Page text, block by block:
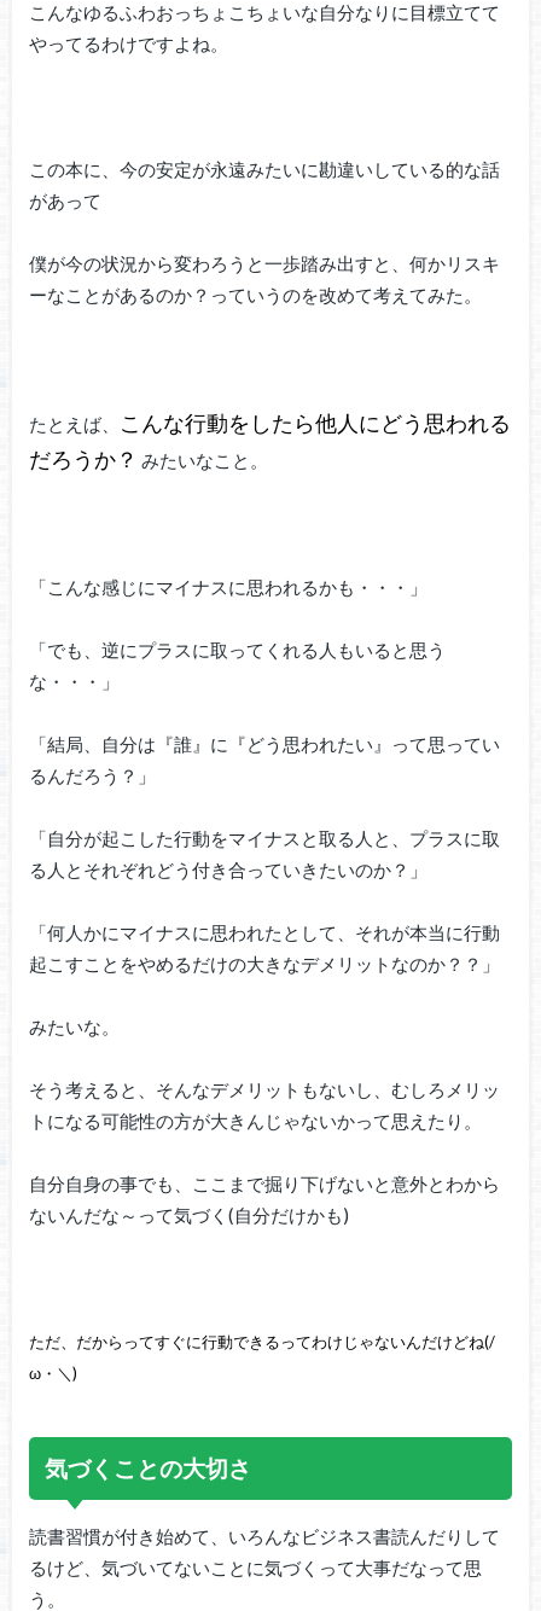
こんなゆるふわおっちょこちょいな自分なりに目標立てて
やってるわけですよね。
この本に、今の安定が永遠みたいに勘違いしている的な話
があって
僕が今の状況から変わろうと一歩踏み出すと、何かリスキ
ーなことがあるのか？っていうのを改めて考えてみた。
たとえば、
こんな行動をしたら他人にどう思われる
だろうか？ みたいなこと。
「こんな感じにマイナスに思われるかも・・・」
「でも、逆にプラスに取ってくれる人もいると思う
な・・・」
「結局、自分は『誰』に『どう思われたい』って思ってい
るんだろう？」
「自分が起こした行動をマイナスと取る人と、プラスに取
る人とそれぞれどう付き合っていきたいのか？」
「何人かにマイナスに思われたとして、それが本当に行動
起こすことをやめるだけの大きなデメリットなのか？？」
みたいな。
そう考えると、そんなデメリットもないし、むしろメリッ
トになる可能性の方が大きんじゃないかって思えたり。
自分自身の事でも、ここまで掘り下げないと意外とわから
ないんだな～って気づく(自分だけかも)
ただ、だからってすぐに行動できるってわけじゃないんだけどね(/
ω・＼)
気づくことの大切さ
読書習慣が付き始めて、いろんなビジネス書読んだりして
るけど、気づいてないことに気づくって大事だなって思
う。